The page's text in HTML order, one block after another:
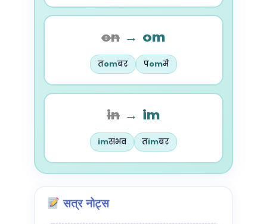
on → om
तomबर पomमे
in → im
imसंभव तimबर
सत्र नोट्स